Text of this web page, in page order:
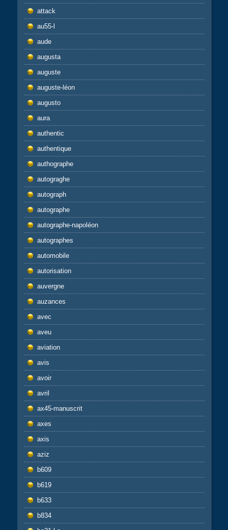
attack
au55-l
aude
augusta
auguste
auguste-léon
augusto
aura
authentic
authentique
authographe
autograghe
autograph
autographe
autographe-napoléon
autographes
automobile
autorisation
auvergne
auzances
avec
aveu
aviation
avis
avoir
avril
ax45-manuscrit
axes
axis
aziz
b609
b619
b633
b834